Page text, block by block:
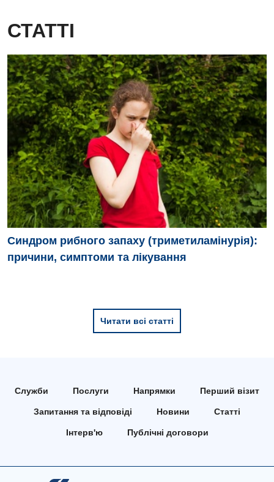
СТАТТІ
Синдром рибного запаху (триметиламінурія):
причини, симптоми та лікування
Читати всі статті
Служби Послуги Напрямки Перший візит
Запитання та відповіді Новини Статті
Інтерв'ю Публічні договори